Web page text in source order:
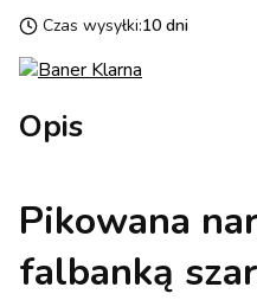
Czas wysyłki:10 dni
Opis
Pikowana
falbanką